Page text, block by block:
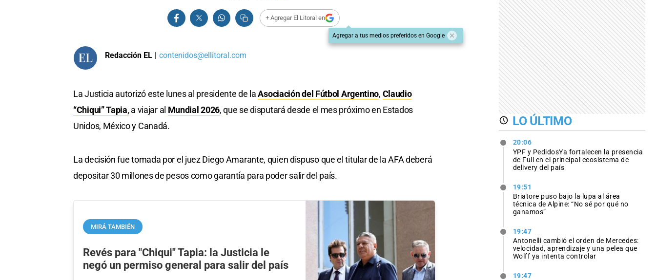
+ Agregar El Litoral en
Agregar a tus medios preferidos en Google
Redacción EL | contenidos@ellitoral.com
La Justicia autorizó este lunes al presidente de laAsociación del Fútbol Argentino, Claudio
“Chiqui” Tapia,a viajar al Mundial 2026, que se disputará desde el mes próximo en Estados
Unidos, México y Canadá.
La decisión fue tomada por el juez Diego Amarante, quien dispuso que el titular de la AFA deberá
depositar 30 millones de pesos como garantía para poder salir del país.
MIRÁ TAMBIÉN
Revés para "Chiqui" Tapia: la Justicia le
negó un permiso general para salir del país
LO ÚLTIMO
20:06
YPF y PedidosYa fortalecen la presencia
de Full en el principal ecosistema de
delivery del país
19:51
Briatore puso bajo la lupa al área
técnica de Alpine: “No sé por qué no
ganamos”
19:47
Antonelli cambió el orden de Mercedes:
velocidad, aprendizaje y una pelea que
Wolff ya intenta controlar
19:47